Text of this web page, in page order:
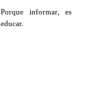
Porque informar, es
educar.